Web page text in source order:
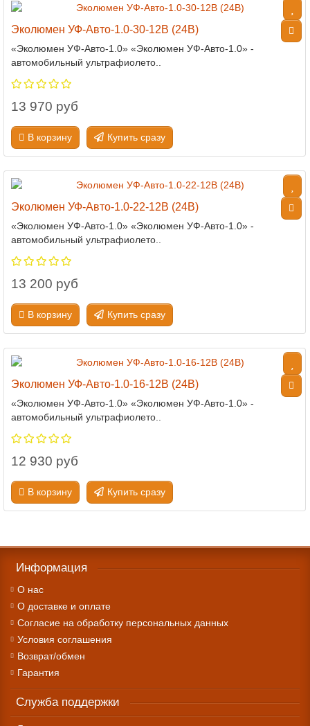
Эколюмен УФ-Авто-1.0-30-12В (24В)
«Эколюмен УФ-Авто-1.0» «Эколюмен УФ-Авто-1.0» -
автомобильный ультрафиолето..
13 970 руб
В корзину Купить сразу
Эколюмен УФ-Авто-1.0-22-12В (24В)
«Эколюмен УФ-Авто-1.0» «Эколюмен УФ-Авто-1.0» -
автомобильный ультрафиолето..
13 200 руб
В корзину Купить сразу
Эколюмен УФ-Авто-1.0-16-12В (24В)
«Эколюмен УФ-Авто-1.0» «Эколюмен УФ-Авто-1.0» -
автомобильный ультрафиолето..
12 930 руб
В корзину Купить сразу
Информация
О нас
О доставке и оплате
Cогласие на обработку персональных данных
Условия соглашения
Возврат/обмен
Гарантия
Служба поддержки